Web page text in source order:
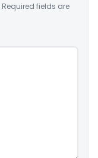
Required fields are